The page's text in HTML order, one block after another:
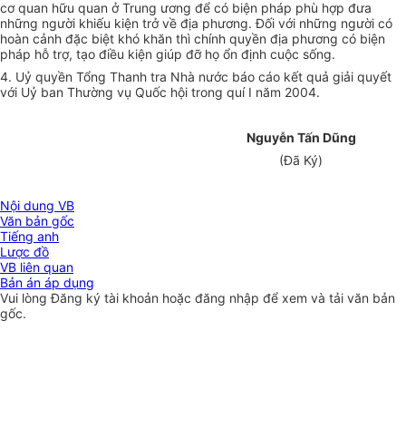
cơ quan hữu quan ở Trung ương để có biện pháp phù hợp đưa
những người khiếu kiện trở về địa phương. Đối với những người có
hoàn cảnh đặc biệt khó khăn thì chính quyền địa phương có biện
pháp hỗ trợ, tạo điều kiện giúp đỡ họ ổn định cuộc sống.
4. Uỷ quyền Tổng Thanh tra Nhà nước báo cáo kết quả giải quyết
với Uỷ ban Thường vụ Quốc hội trong quí I năm 2004.
Nguyễn Tấn Dũng
(Đã Ký)
Nội dung VB
Văn bản gốc
Tiếng anh
Lược đồ
VB liên quan
Bản án áp dụng
Vui lòngĐăng ký tài khoản hoặc đăng nhập để xem và tải văn bản
gốc.